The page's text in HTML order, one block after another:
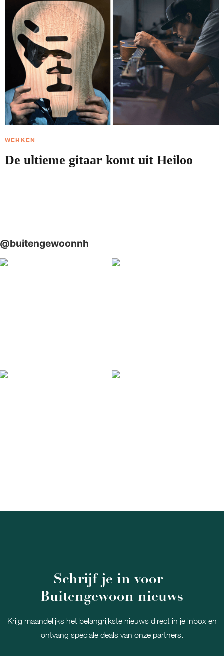
WERKEN
De ultieme gitaar komt uit Heiloo
Schrijf je in voor
Buitengewoon nieuws
Krijg maandelijks het belangrijkste nieuws direct in je inbox en
ontvang speciale deals van onze partners.